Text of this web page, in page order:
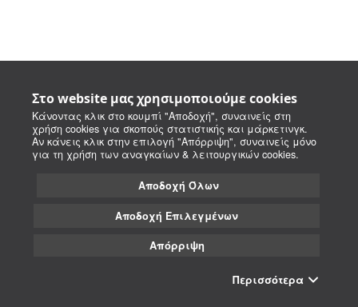
Στο website μας χρησιμοποιούμε cookies
Κάνοντας κλικ στο κουμπί "Αποδοχή", συναινείς στη
χρήση cookies για σκοπούς στατιστικής και μάρκετινγκ.
Αν κάνεις κλικ στην επιλογή "Απόρριψη", συναινείς μόνο
για τη χρήση των αναγκαίων & λειτουργικών cookies.
Αποδοχή Όλων
Αποδοχή Επιλεγμένων
Απόρριψη
Περισσότερα